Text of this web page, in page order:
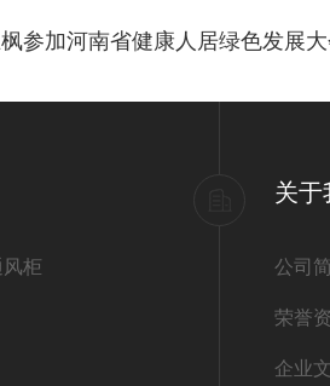
参加河南省健康人居绿色发展
柜
关于
公司
荣誉
企业